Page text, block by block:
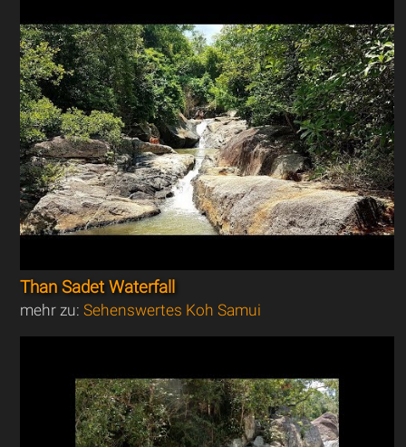
Than Sadet Waterfall
mehr zu:Sehenswertes Koh Samui